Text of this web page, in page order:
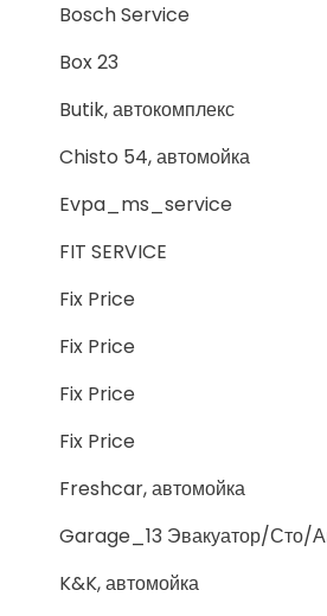
Bosch Service
Box 23
Butik, автокомплекс
Chisto 54, автомойка
Evpa_ms_service
FIT SERVICE
Fix Price
Fix Price
Fix Price
Fix Price
Freshcar, автомойка
Garage_13 Эвакуатор/Сто/
K&K, автомойка